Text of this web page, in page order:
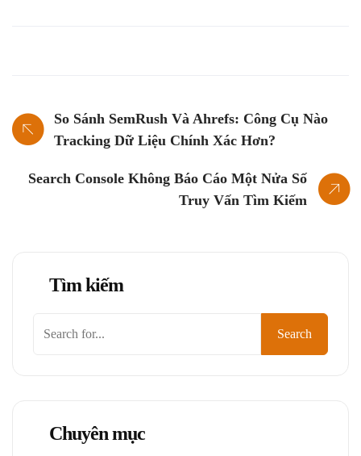
So Sánh SemRush Và Ahrefs: Công Cụ Nào
Tracking Dữ Liệu Chính Xác Hơn?
Search Console Không Báo Cáo Một Nửa Số
Truy Vấn Tìm Kiếm
Tìm kiếm
Search
Chuyên mục